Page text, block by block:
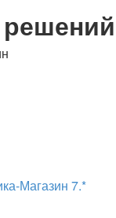
решений
Магазин 7.*